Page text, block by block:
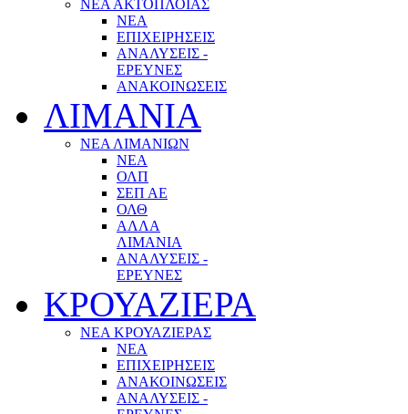
ΝΕΑ ΑΚΤΟΠΛΟΪΑΣ
ΝΕΑ
ΕΠΙΧΕΙΡΗΣΕΙΣ
ΑΝΑΛΥΣΕΙΣ -
ΕΡΕΥΝΕΣ
ΑΝΑΚΟΙΝΩΣΕΙΣ
ΛΙΜΑΝΙΑ
ΝΕΑ ΛΙΜΑΝΙΩΝ
ΝΕΑ
ΟΛΠ
ΣΕΠ ΑΕ
ΟΛΘ
ΑΛΛΑ
ΛΙΜΑΝΙΑ
ΑΝΑΛΥΣΕΙΣ -
ΕΡΕΥΝΕΣ
ΚΡΟΥΑΖΙΕΡΑ
ΝΕΑ ΚΡΟΥΑΖΙΕΡΑΣ
NEA
ΕΠΙΧΕΙΡΗΣΕΙΣ
ΑΝΑΚΟΙΝΩΣΕΙΣ
ΑΝΑΛΥΣΕΙΣ -